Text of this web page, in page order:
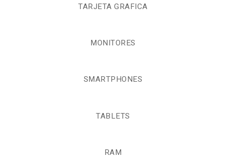
TARJETA GRAFICA
MONITORES
SMARTPHONES
TABLETS
RAM